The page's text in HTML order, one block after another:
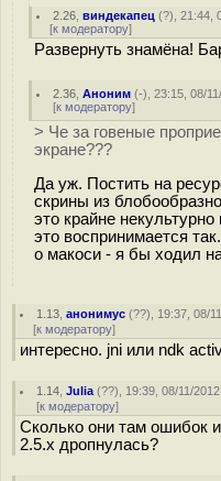
2.26 ,виндекапец (?), 21:44,
[к модератору]
Развернуть знамёна!
2.36 ,Аноним (-), 23:15, 08/
[к модератору]
> Че за говеные
экране???
Да уж. Постить на
скрины из
это крайне
это воспринимается
о макоси - я бы ходил
1.13 ,анонимус (??), 19:37, 08/
[к модератору]
интересно. jni или ndk
1.14 ,Julia (??), 19:39, 08/11/
[к модератору]
Сколько они там ошибок
2.5.х дропнулась?